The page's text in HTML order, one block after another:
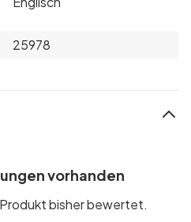
25978
vorhanden
bisher bewertet.